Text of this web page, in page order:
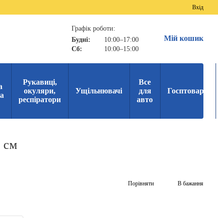
Вхід
Графік роботи:
Будні:
10:00–17:00
Сб:
10:00–15:00
Мій кошик
Рукавиці,
окуляри,
респіратори
Ущільнювачі
Все
для
авто
Госптовари
см
Порівняти В бажання